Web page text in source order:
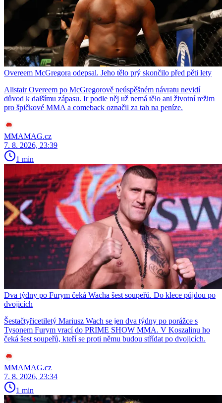
Overeem McGregora odepsal. Jeho tělo prý skončilo před pěti lety
Alistair Overeem po McGregorově neúspěšném návratu nevidí
důvod k dalšímu zápasu. Ir podle něj už nemá tělo ani životní režim
pro špičkové MMA a comeback označil za tah na peníze.
MMAMAG.cz
7. 8. 2026, 23:39
1 min
Dva týdny po Furym čeká Wacha šest soupeřů. Do klece půjdou po
dvojicích
Šestačtyřicetiletý Mariusz Wach se jen dva týdny po porážce s
Tysonem Furym vrací do PRIME SHOW MMA. V Koszalinu ho
čeká šest soupeřů, kteří se proti němu budou střídat po dvojicích.
MMAMAG.cz
7. 8. 2026, 23:34
1 min